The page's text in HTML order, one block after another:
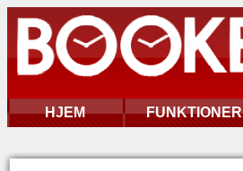
HJEM FUNKTIONER